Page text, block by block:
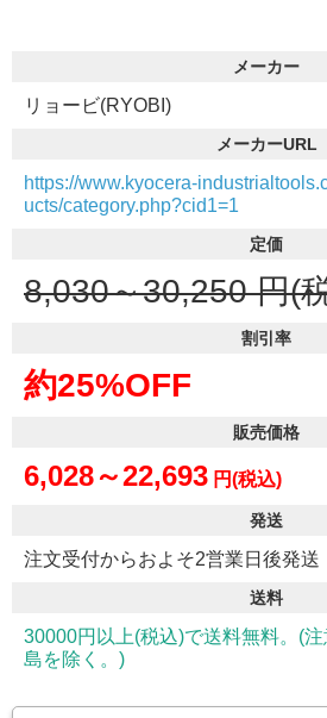
メーカー
リョービ(RYOBI)
メーカーURL
https://www.kyocera-
ucts/category.php?cid1=1
定価
8,030～30,250 円(
割引率
約25%OFF
販売価格
6,028～22,693 円(税込)
発送
注文受付からおよそ2営業日後発送
送料
30000円以上(税込)で送料無料。(
島を除く。)